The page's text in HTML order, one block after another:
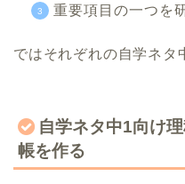
重要項目の一つを
ではそれぞれの自学ネタ
自学ネタ中1向け
帳を作る